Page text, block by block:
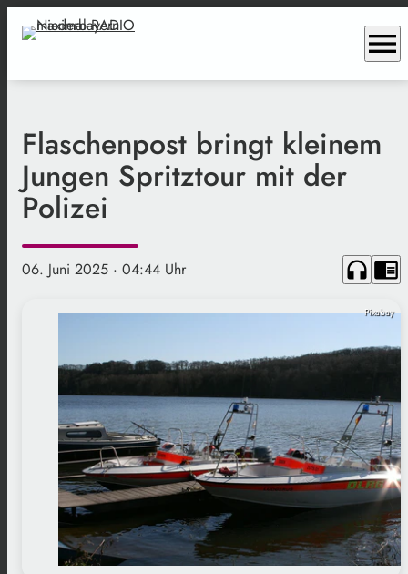
menu
Flaschenpost bringt kleinem
Jungen Spritztour mit der
Polizei
06. Juni 2025 · 04:44 Uhr headphones chrome_reader_mode
Pixabay